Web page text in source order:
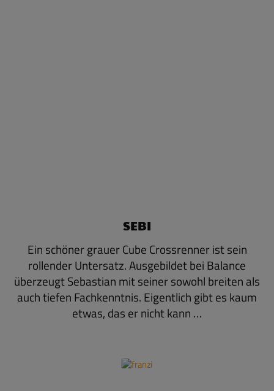
SEBI
Ein schöner grauer Cube Crossrenner ist sein
rollender Untersatz. Ausgebildet bei Balance
überzeugt Sebastian mit seiner sowohl breiten als
auch tiefen Fachkenntnis. Eigentlich gibt es kaum
etwas, das er nicht kann …